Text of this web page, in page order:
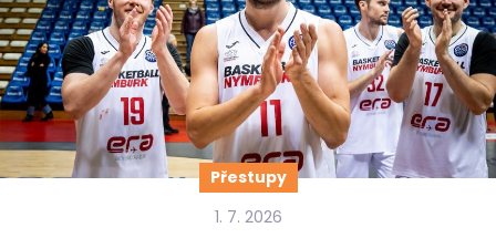
Přestupy
1. 7. 2026